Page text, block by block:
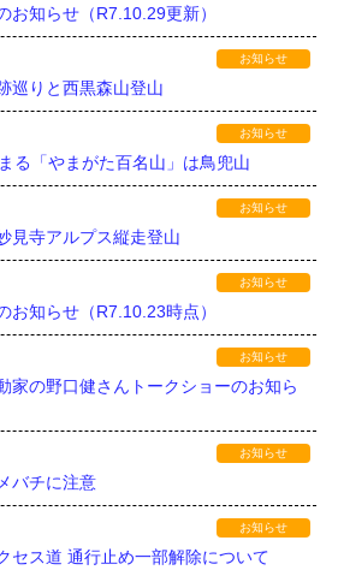
お知らせ（R7.10.29更新）
お知らせ
巡りと西黒森山登山
お知らせ
る「やまがた百名山」は鳥兜山
お知らせ
見寺アルプス縦走登山
お知らせ
お知らせ（R7.10.23時点）
お知らせ
家の野口健さんトークショーのお知ら
お知らせ
バチに注意
お知らせ
セス道 通行止め一部解除について